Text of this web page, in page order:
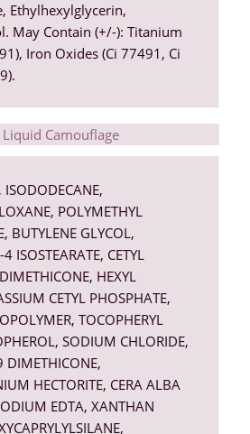
Ethylhexylglycerin,
May Contain (+/-): Titanium
Iron Oxides (Ci 77491, Ci
Camouflage
POLYMETHYL
BUTYLENE GLYCOL,
ISOSTEARATE, CETYL
HEXYL
CETYL PHOSPHATE,
TOCOPHERYL
SODIUM CHLORIDE,
HECTORITE, CERA ALBA
EDTA, XANTHAN